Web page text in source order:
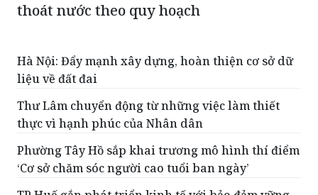
thoát nước theo quy hoạch
Hà Nội: Đẩy mạnh xây dựng, hoàn thiện cơ sở dữ
liệu về đất đai
Thư Lâm chuyển động từ những việc làm thiết
thực vì hạnh phúc của Nhân dân
Phường Tây Hồ sắp khai trương mô hình thí điểm
‘Cơ sở chăm sóc người cao tuổi ban ngày’